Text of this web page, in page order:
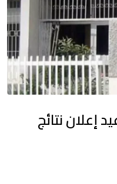
إعلان نتائج